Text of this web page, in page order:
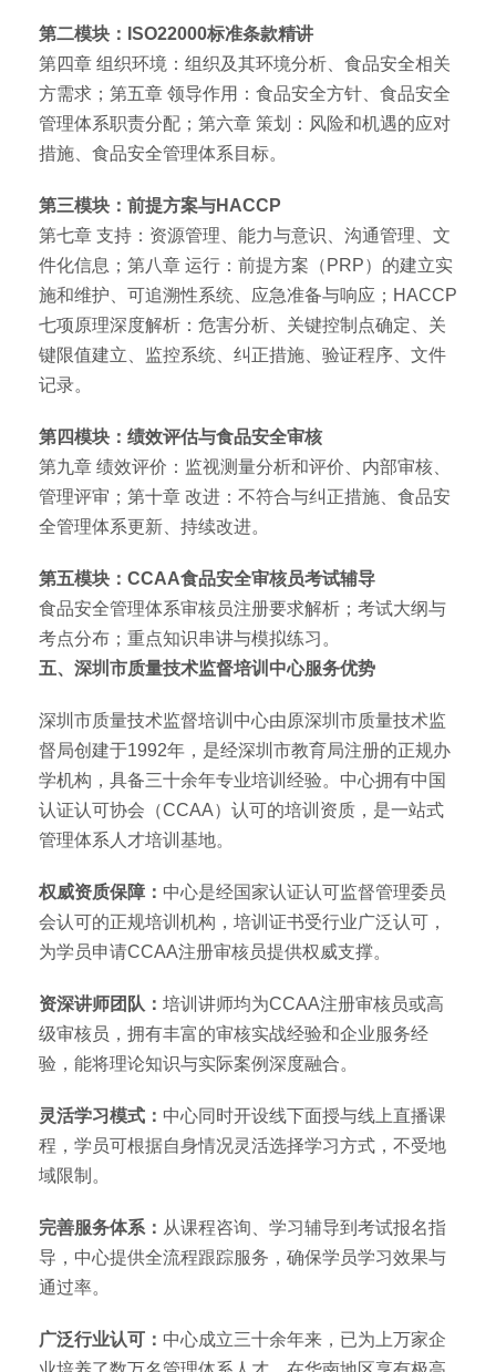
第二模块：ISO22000标准条款精讲
第四章 组织环境：组织及其环境分析、食品安全相关
方需求；第五章 领导作用：食品安全方针、食品安全
管理体系职责分配；第六章 策划：风险和机遇的应对
措施、食品安全管理体系目标。
第三模块：前提方案与HACCP
第七章 支持：资源管理、能力与意识、沟通管理、文
件化信息；第八章 运行：前提方案（PRP）的建立实
施和维护、可追溯性系统、应急准备与响应；HACCP
七项原理深度解析：危害分析、关键控制点确定、关
键限值建立、监控系统、纠正措施、验证程序、文件
记录。
第四模块：绩效评估与食品安全审核
第九章 绩效评价：监视测量分析和评价、内部审核、
管理评审；第十章 改进：不符合与纠正措施、食品安
全管理体系更新、持续改进。
第五模块：CCAA食品安全审核员考试辅导
食品安全管理体系审核员注册要求解析；考试大纲与
考点分布；重点知识串讲与模拟练习。
五、深圳市质量技术监督培训中心服务优势
深圳市质量技术监督培训中心由原深圳市质量技术监
督局创建于1992年，是经深圳市教育局注册的正规办
学机构，具备三十余年专业培训经验。中心拥有中国
认证认可协会（CCAA）认可的培训资质，是一站式
管理体系人才培训基地。
权威资质保障： 中心是经国家认证认可监督管理委员
会认可的正规培训机构，培训证书受行业广泛认可，
为学员申请CCAA注册审核员提供权威支撑。
资深讲师团队： 培训讲师均为CCAA注册审核员或高
级审核员，拥有丰富的审核实战经验和企业服务经
验，能将理论知识与实际案例深度融合。
灵活学习模式： 中心同时开设线下面授与线上直播课
程，学员可根据自身情况灵活选择学习方式，不受地
域限制。
完善服务体系： 从课程咨询、学习辅导到考试报名指
导，中心提供全流程跟踪服务，确保学员学习效果与
通过率。
广泛行业认可： 中心成立三十余年来，已为上万家企